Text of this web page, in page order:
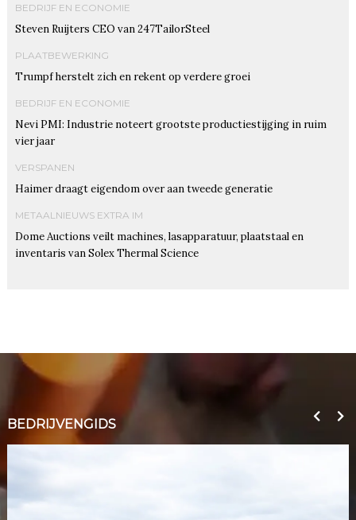
BEDRIJF EN ECONOMIE
Steven Ruijters CEO van 247TailorSteel
PLAATBEWERKING
Trumpf herstelt zich en rekent op verdere groei
BEDRIJF EN ECONOMIE
Nevi PMI: Industrie noteert grootste productiestijging in ruim
vier jaar
VERSPANEN
Haimer draagt eigendom over aan tweede generatie
METAALNIEUWS EXTRA IM
Dome Auctions veilt machines, lasapparatuur, plaatstaal en
inventaris van Solex Thermal Science
BEDRIJVENGIDS